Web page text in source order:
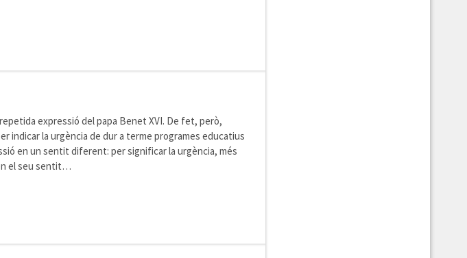
expressió del papa Benet XVI. De fet, però,
indicar la urgència de dur a terme programes educatius
en un sentit diferent: per significar la urgència, més
el seu sentit…